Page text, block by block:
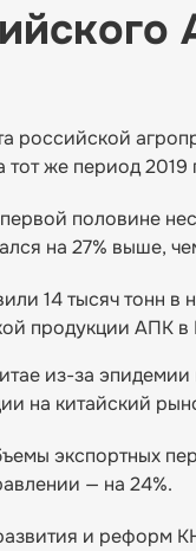
российской
же период
половине
на 27% выше,
14 тысяч тонн
продукции АПК в
из-за
на китайский
экспортных
— на 24%.
и реформ